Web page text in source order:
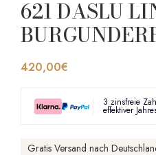
621 DASLU
420,00€
3 zinsfreie
effektiver
Gratis Versand nach